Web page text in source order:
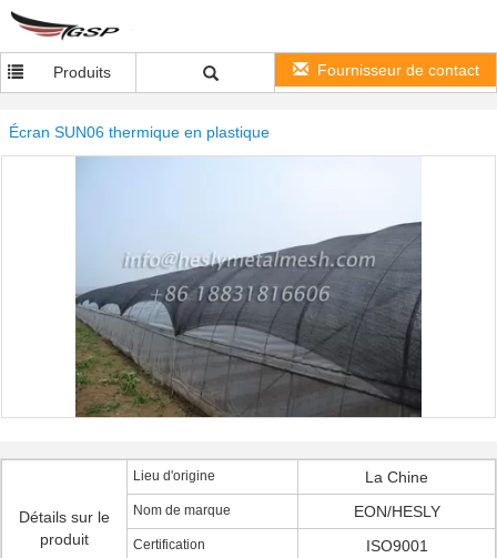
Produits Fournisseur de contact
Écran SUN06 thermique en plastique
Détails sur le
produit
Lieu d'origine La Chine
Nom de marque EON/HESLY
Certification ISO9001